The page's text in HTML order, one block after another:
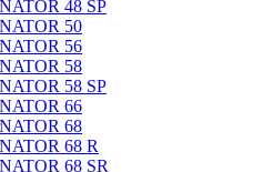
48 SP
50
56
58
58 SP
66
68
68 R
68 SR